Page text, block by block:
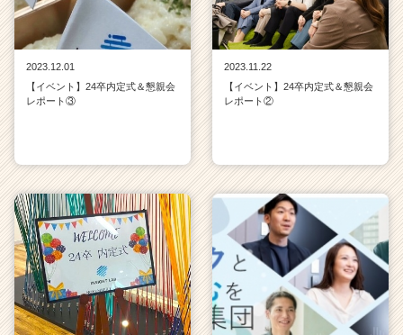
2023.12.01
【イベント】24卒内定式＆懇親会
レポート③
2023.11.22
【イベント】24卒内定式＆懇親会
レポート②